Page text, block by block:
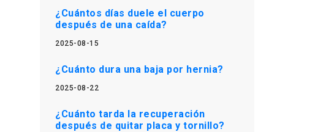
¿Cuántos días duele el cuerpo
después de una caída?
2025-08-15
¿Cuánto dura una baja por hernia?
2025-08-22
¿Cuánto tarda la recuperación
después de quitar placa y tornillo?